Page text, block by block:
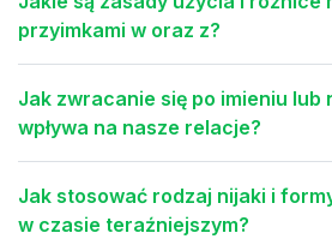
przyimkami w oraz z?
Jak zwracanie się po imieniu lub
wpływa na nasze relacje?
Jak stosować rodzaj nijaki i
w czasie teraźniejszym?